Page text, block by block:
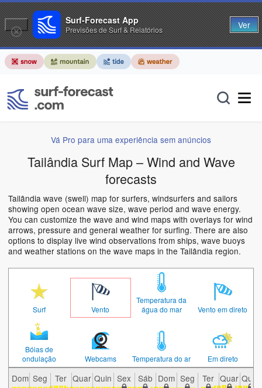
Vá Pro para uma experiência sem anúncios
Tailândia Surf Map – Wind and Wave
forecasts
Tailândia wave (swell) map for surfers, windsurfers and sailors
showing open ocean wave size, wave period and wave energy.
You can customize the wave and wind maps with overlays for wind
arrows, pressure and general weather for surfing. There are also
options to display live wind observations from ships, wave buoys
and weather stations on the wave maps in the Tailândia region.
Surf Vento
Temperatura da
água do mar
Vento em direto
Bóias de
ondulação
Webcams Temperatura do ar Em direto
Dom Seg Ter Quar Quin Sex Sáb Dom Seg Ter Quar Quin
Surf-Forecast App
Previsões de Surf & Relatórios Ver